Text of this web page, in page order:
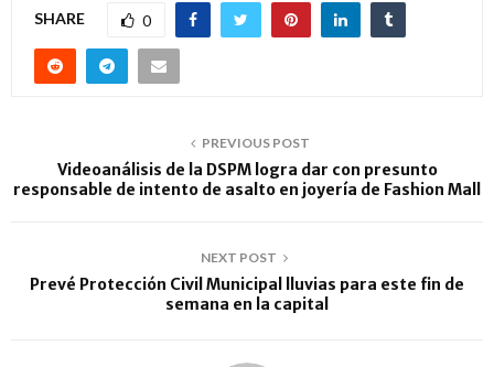
SHARE 0
PREVIOUS POST
Videoanálisis de la DSPM logra dar con presunto
responsable de intento de asalto en joyería de Fashion Mall
NEXT POST
Prevé Protección Civil Municipal lluvias para este fin de
semana en la capital